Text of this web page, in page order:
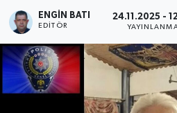
ENGIN BATI
EDITÖR
24.11.2025 -